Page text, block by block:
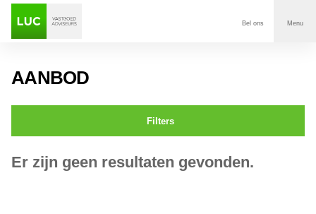
Bel ons Menu
AANBOD
Filters
Er zijn geen resultaten gevonden.